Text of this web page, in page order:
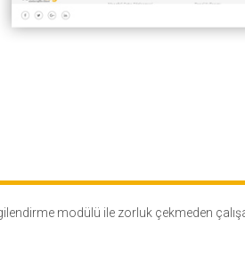
modülü ile zorluk çekmeden